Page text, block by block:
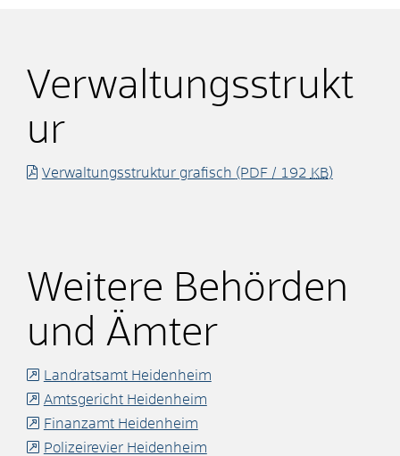
Verwaltungsstrukt
ur
Verwaltungsstruktur grafisch (PDF / 192 KB)
Weitere Behörden
und Ämter
Landratsamt Heidenheim
Amtsgericht Heidenheim
Finanzamt Heidenheim
Polizeirevier Heidenheim